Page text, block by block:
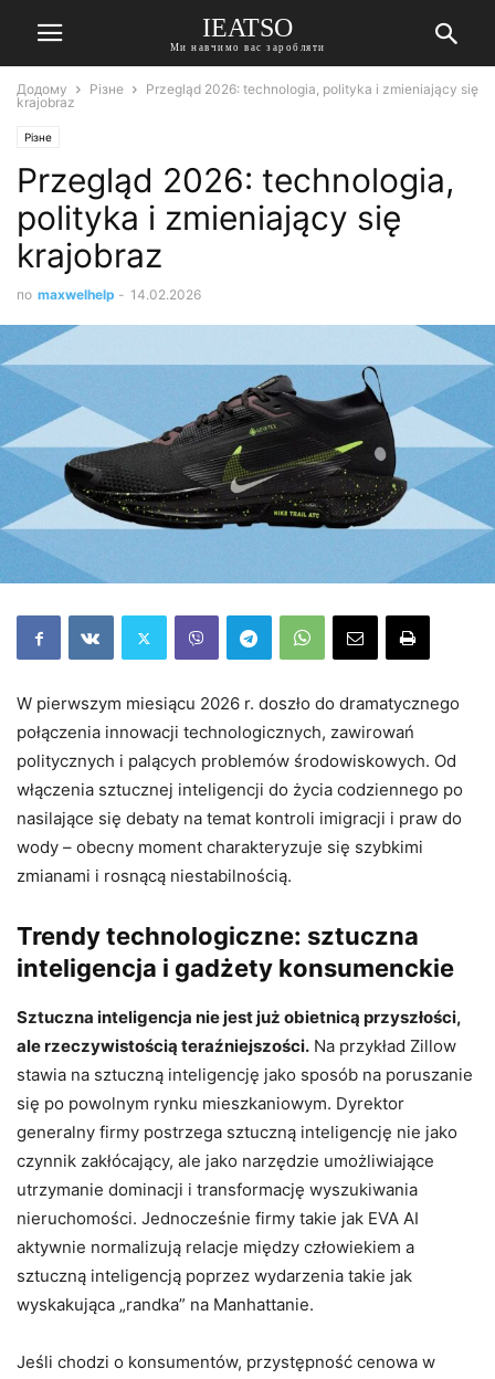
IEATSO
Ми навчимо вас заробляти
Додому Різне
Przegląd 2026: technologia, polityka i zmieniający się
krajobraz
Різне
Przegląd 2026: technologia,
polityka i zmieniający się
krajobraz
по maxwelhelp - 14.02.2026
W pierwszym miesiącu 2026 r. doszło do dramatycznego
połączenia innowacji technologicznych, zawirowań
politycznych i palących problemów środowiskowych. Od
włączenia sztucznej inteligencji do życia codziennego po
nasilające się debaty na temat kontroli imigracji i praw do
wody – obecny moment charakteryzuje się szybkimi
zmianami i rosnącą niestabilnością.
Trendy technologiczne: sztuczna
inteligencja i gadżety konsumenckie
Sztuczna inteligencja nie jest już obietnicą przyszłości,
ale rzeczywistością teraźniejszości. Na przykład Zillow
stawia na sztuczną inteligencję jako sposób na poruszanie
się po powolnym rynku mieszkaniowym. Dyrektor
generalny firmy postrzega sztuczną inteligencję nie jako
czynnik zakłócający, ale jako narzędzie umożliwiające
utrzymanie dominacji i transformację wyszukiwania
nieruchomości. Jednocześnie firmy takie jak EVA AI
aktywnie normalizują relacje między człowiekiem a
sztuczną inteligencją poprzez wydarzenia takie jak
wyskakująca „randka” na Manhattanie.
Jeśli chodzi o konsumentów, przystępność cenowa w